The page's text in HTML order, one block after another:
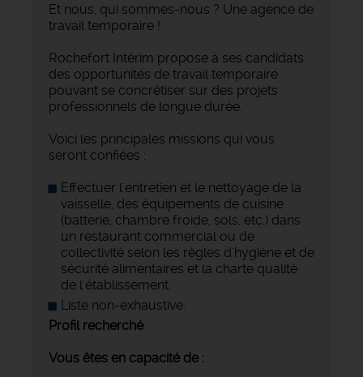
Et nous, qui sommes-nous ? Une agence de
travail temporaire !
Rochefort Intérim propose à ses candidats
des opportunités de travail temporaire
pouvant se concrétiser sur des projets
professionnels de longue durée.
Voici les principales missions qui vous
seront confiées :
Effectuer l'entretien et le nettoyage de la
vaisselle, des équipements de cuisine
(batterie, chambre froide, sols, etc.) dans
un restaurant commercial ou de
collectivité selon les règles d'hygiène et de
sécurité alimentaires et la charte qualité
de l'établissement.
Liste non-exhaustive.
Profil recherché
Vous êtes en capacité de :